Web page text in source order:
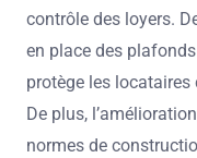
contrôle des loyers.
en place des
protège les locataires
De plus,
normes de